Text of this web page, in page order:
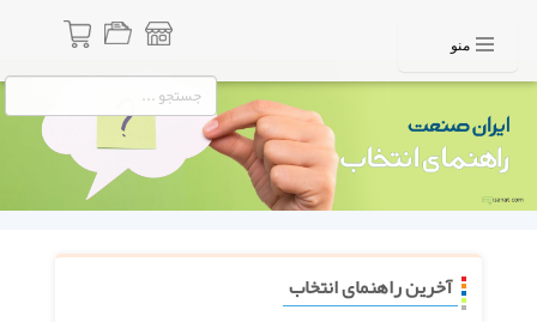
منو
آخرین راهنمای انتخاب